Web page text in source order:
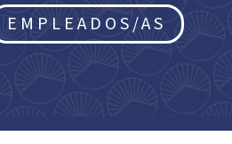
EMPLEADOS/AS